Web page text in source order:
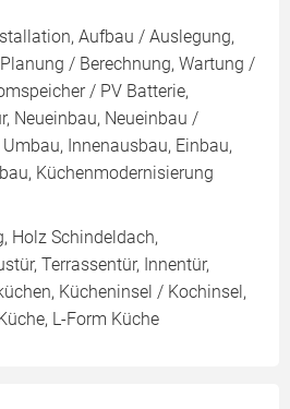
Aufbau / Auslegung,
/ Berechnung, Wartung /
/ PV Batterie,
Neueinbau, Neueinbau /
Innenausbau, Einbau,
Küchenmodernisierung
Holz Schindeldach,
Terrassentür, Innentür,
Kücheninsel / Kochinsel,
L-Form Küche